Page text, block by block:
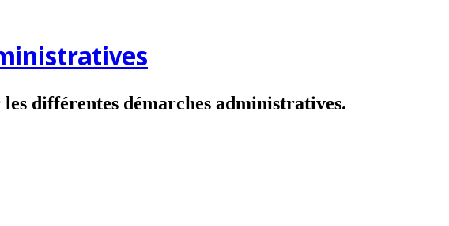
différentes démarches administratives.